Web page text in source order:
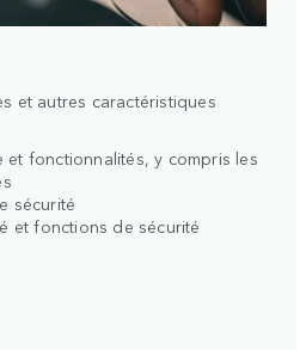
et autres caractéristiques
et fonctionnalités, y compris les
sécurité
et fonctions de sécurité